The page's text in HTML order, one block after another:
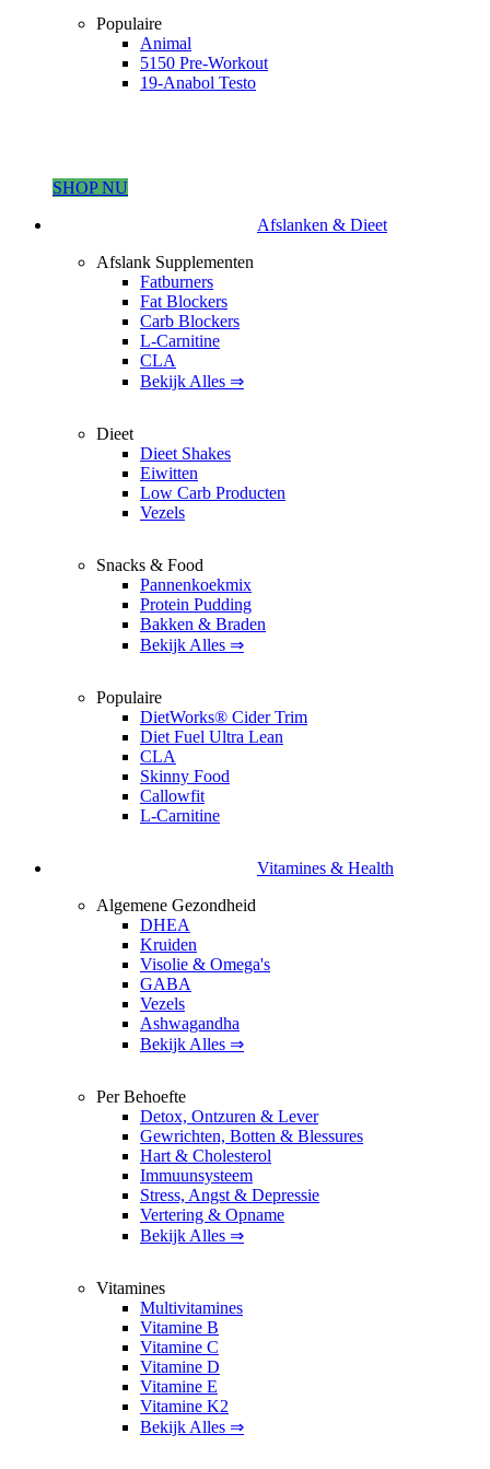
Populaire
Animal
5150 Pre-Workout
19-Anabol Testo
SHOP NU
Afslanken & Dieet
Afslank Supplementen
Fatburners
Fat Blockers
Carb Blockers
L-Carnitine
CLA
Bekijk Alles ⇒
Dieet
Dieet Shakes
Eiwitten
Low Carb Producten
Vezels
Snacks & Food
Pannenkoekmix
Protein Pudding
Bakken & Braden
Bekijk Alles ⇒
Populaire
DietWorks® Cider Trim
Diet Fuel Ultra Lean
CLA
Skinny Food
Callowfit
L-Carnitine
Vitamines & Health
Algemene Gezondheid
DHEA
Kruiden
Visolie & Omega's
GABA
Vezels
Ashwagandha
Bekijk Alles ⇒
Per Behoefte
Detox, Ontzuren & Lever
Gewrichten, Botten & Blessures
Hart & Cholesterol
Immuunsysteem
Stress, Angst & Depressie
Vertering & Opname
Bekijk Alles ⇒
Vitamines
Multivitamines
Vitamine B
Vitamine C
Vitamine D
Vitamine E
Vitamine K2
Bekijk Alles ⇒